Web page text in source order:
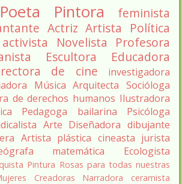
Poeta Pintora
feminista
Actriz Artista
Política
activista Novelista
Profesora
Escultora
Educadora
de cine
investigadora
Música Arquitecta Socióloga
de derechos humanos Ilustradora
Pedagoga bailarina
Psicóloga
Arte Diseñadora dibujante
Artista plástica cineasta jurista
matemática
Ecologista
Pintura Rosas para todas nuestras
Creadoras Narradora
ceramista